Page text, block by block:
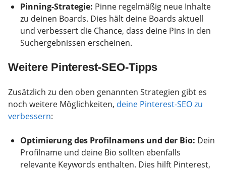
Pinning-Strategie: Pinne regelmäßig neue Inhalte
zu deinen Boards. Dies hält deine Boards aktuell
und verbessert die Chance, dass deine Pins in den
Suchergebnissen erscheinen.
Weitere Pinterest-SEO-Tipps
Zusätzlich zu den oben genannten Strategien gibt es
noch weitere Möglichkeiten, deine Pinterest-SEO zu
verbessern:
Optimierung des Profilnamens und der Bio: Dein
Profilname und deine Bio sollten ebenfalls
relevante Keywords enthalten. Dies hilft Pinterest,